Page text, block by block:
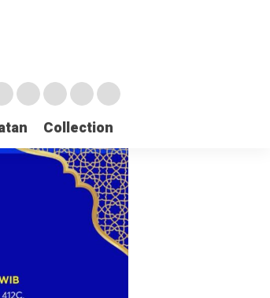
Collection
Panwaslih Aceh Jaya Temukan 137 Surat Suara